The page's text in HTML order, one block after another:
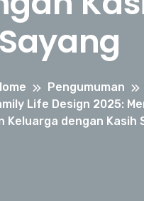
Sayang
Pengumuman
Life Design 2025:
Keluarga dengan Kasih